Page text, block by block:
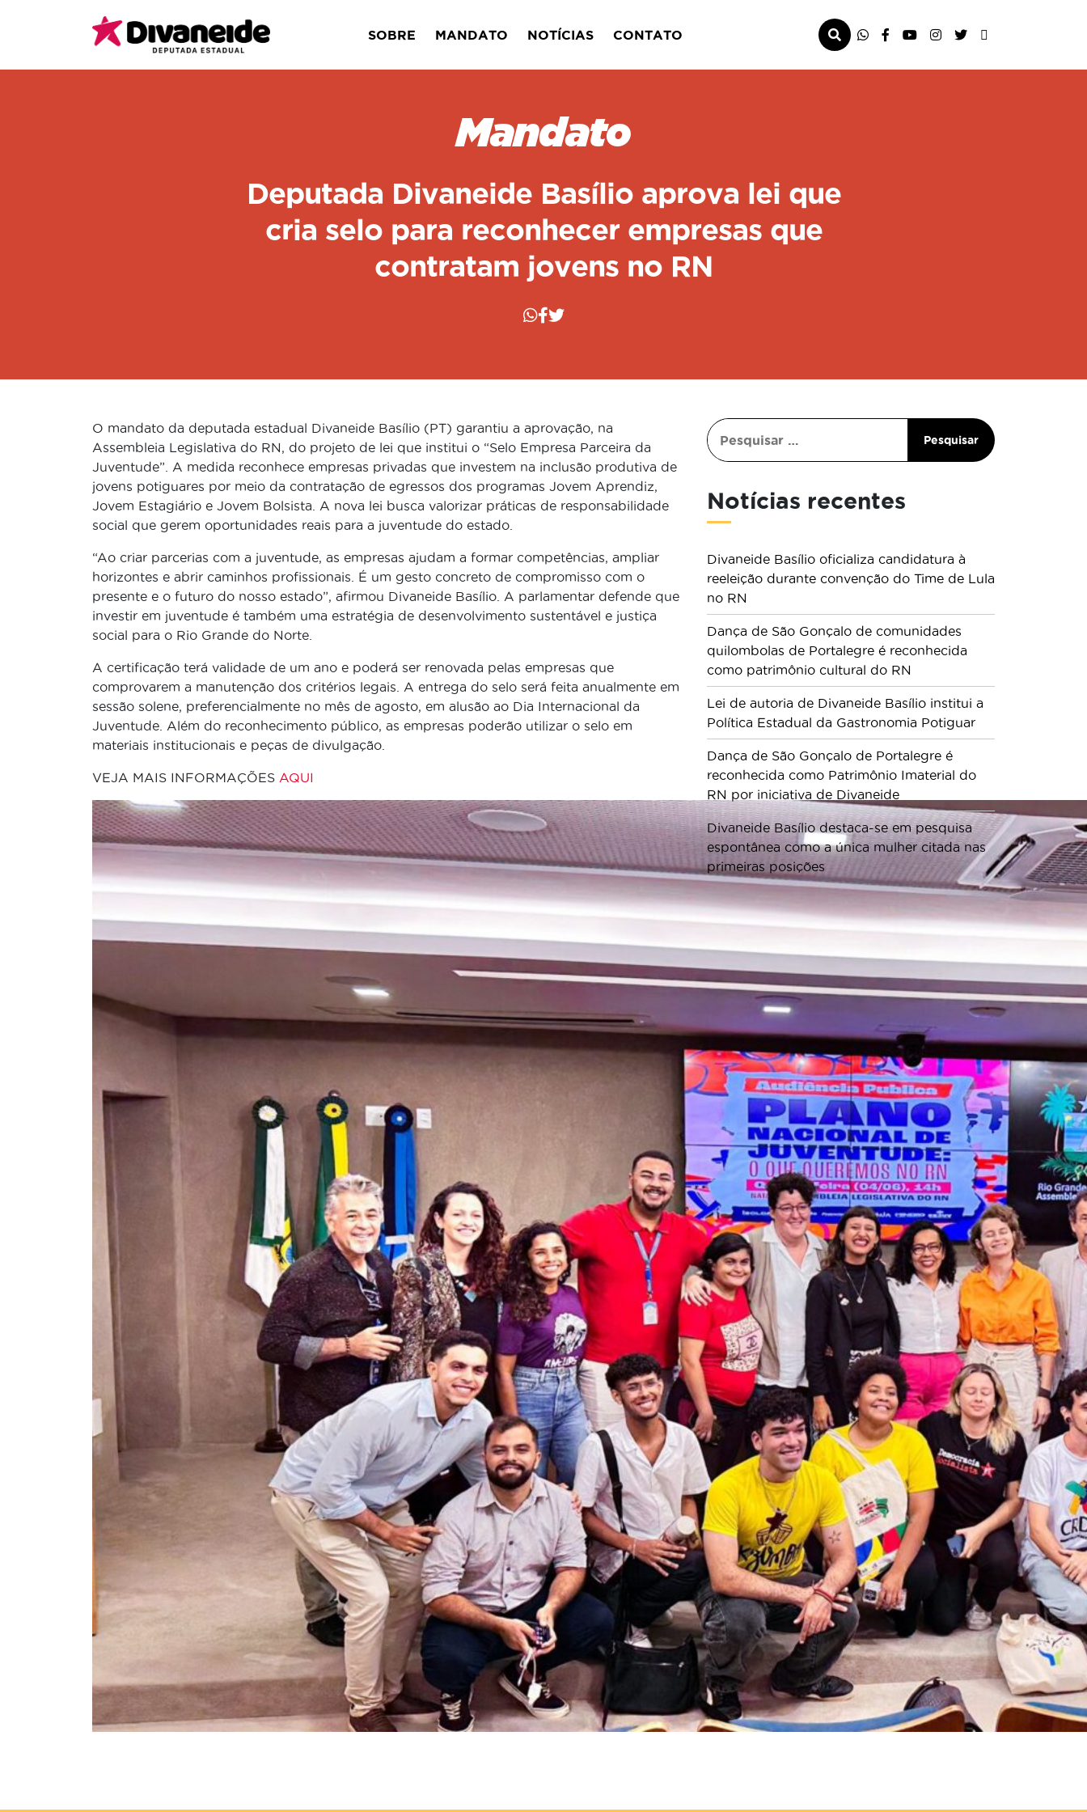
SOBRE MANDATO NOTÍCIAS CONTATO
Mandato
Deputada Divaneide Basílio aprova lei que
cria selo para reconhecer empresas que
contratam jovens no RN
O mandato da deputada estadual Divaneide Basílio (PT) garantiu a aprovação, na
Assembleia Legislativa do RN, do projeto de lei que institui o “Selo Empresa Parceira da
Juventude”. A medida reconhece empresas privadas que investem na inclusão produtiva de
jovens potiguares por meio da contratação de egressos dos programas Jovem Aprendiz,
Jovem Estagiário e Jovem Bolsista. A nova lei busca valorizar práticas de responsabilidade
social que gerem oportunidades reais para a juventude do estado.
“Ao criar parcerias com a juventude, as empresas ajudam a formar competências, ampliar
horizontes e abrir caminhos profissionais. É um gesto concreto de compromisso com o
presente e o futuro do nosso estado”, afirmou Divaneide Basílio. A parlamentar defende que
investir em juventude é também uma estratégia de desenvolvimento sustentável e justiça
social para o Rio Grande do Norte.
A certificação terá validade de um ano e poderá ser renovada pelas empresas que
comprovarem a manutenção dos critérios legais. A entrega do selo será feita anualmente em
sessão solene, preferencialmente no mês de agosto, em alusão ao Dia Internacional da
Juventude. Além do reconhecimento público, as empresas poderão utilizar o selo em
materiais institucionais e peças de divulgação.
VEJA MAIS INFORMAÇÕES AQUI
Notícias recentes
Divaneide Basílio oficializa candidatura à
reeleição durante convenção do Time de Lula
no RN
Dança de São Gonçalo de comunidades
quilombolas de Portalegre é reconhecida
como patrimônio cultural do RN
Lei de autoria de Divaneide Basílio institui a
Política Estadual da Gastronomia Potiguar
Dança de São Gonçalo de Portalegre é
reconhecida como Patrimônio Imaterial do
RN por iniciativa de Divaneide
Divaneide Basílio destaca-se em pesquisa
espontânea como a única mulher citada nas
primeiras posições